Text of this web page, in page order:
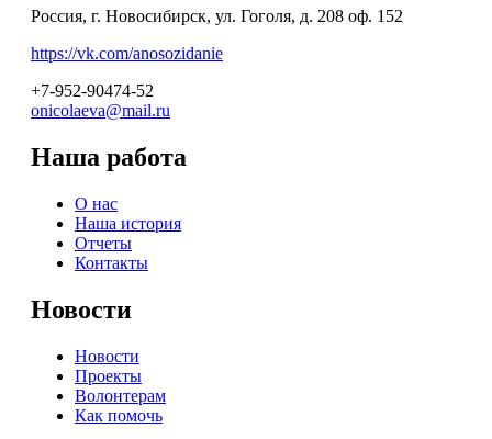
Россия, г. Новосибирск, ул. Гоголя, д. 208 оф. 152
https://vk.com/anosozidanie
+7-952-90474-52
onicolaeva@mail.ru
Наша работа
О нас
Наша история
Отчеты
Контакты
Новости
Новости
Проекты
Волонтерам
Как помочь